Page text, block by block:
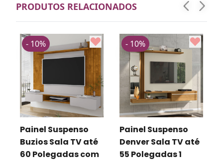
PRODUTOS RELACIONADOS
Painel Suspenso
Buzios Sala TV até
60 Polegadas com
- 10%
Painel Suspenso
Denver Sala TV até
55 Polegadas 1
- 10%